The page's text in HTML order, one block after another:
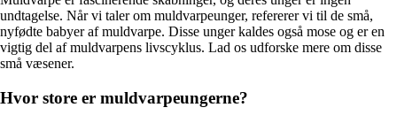
undtagelse. Når vi taler om muldvarpeunger, refererer vi til de små,
nyfødte babyer af muldvarpe. Disse unger kaldes også mose og er en
vigtig del af muldvarpens livscyklus. Lad os udforske mere om disse
små væsener.
Hvor store er muldvarpeungerne?